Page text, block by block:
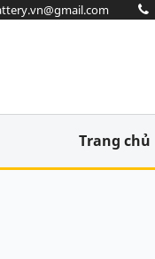
Trang chủ